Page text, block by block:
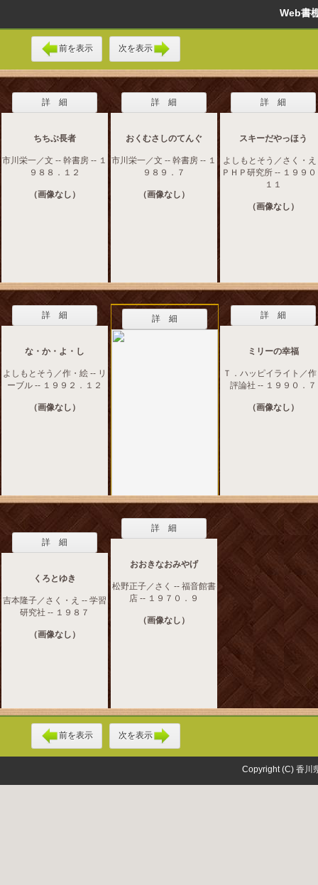
Web
前を表示 次を表示
詳 細
ちちぶ長者
市川栄一／文 -- 幹書房 -- １
９８８．１２
（画像なし）
詳 細
おくむさしのてんぐ
市川栄一／文 -- 幹書房 -- １
９８９．７
（画像なし）
詳 細
スキーだやっほう
よしもとそう／さく・え
ＰＨＰ研究所 -- １９９
１１
（画像なし）
詳 細
な・か・よ・し
よしもとそう／作・絵 -- リ
ーブル -- １９９２．１２
（画像なし）
詳 細 詳 細
ミリーの幸福
Ｔ．ハッピイライト／作
評論社 -- １９９０．７
（画像なし）
詳 細
くろとゆき
吉本隆子／さく・え -- 学習
研究社 -- １９８７
（画像なし）
詳 細
おおきなおみやげ
松野正子／さく -- 福音館書
店 -- １９７０．９
（画像なし）
前を表示 次を表示
Copyright (C) 香川